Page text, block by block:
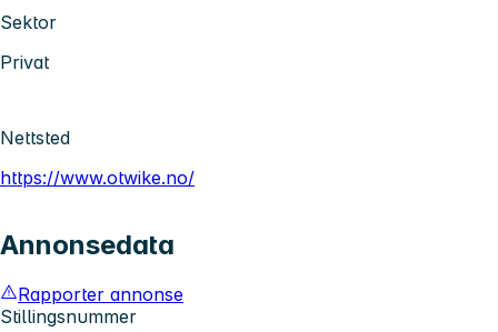
Sektor
Privat
Nettsted
https://www.otwike.no/
Annonsedata
Rapporter annonse
Stillingsnummer